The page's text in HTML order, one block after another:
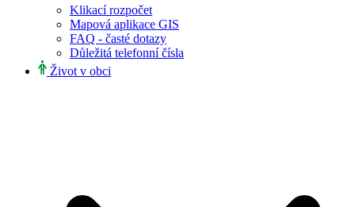
Klikací rozpočet
Mapová aplikace GIS
FAQ - časté dotazy
Důležitá telefonní čísla
Život v obci